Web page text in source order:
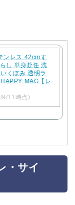
ンレス 42cmす
し 単身赴任 洗
くぼみ 透明ラ
MAG【レ
9/11時点)
・サイ